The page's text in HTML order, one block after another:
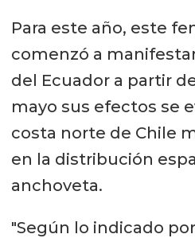
Para este año, este
comenzó a
del Ecuador a partir
mayo sus efectos se
costa norte de Chile
en la distribución
anchoveta.
"Según lo indicado